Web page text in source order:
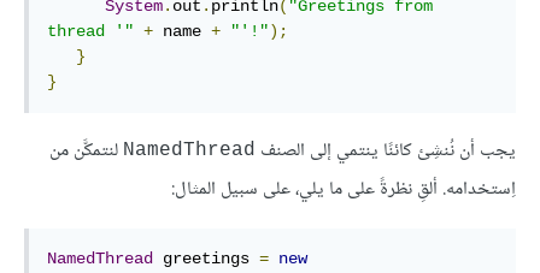
System. out . println( "Greetings from
thread '" + name + "'!");
}
}
يجب أن نُنشِئ كائنًا ينتمي إلى الصنف NamedThread لنتمكَّن من
اِستخدامه. ألقِ نظرةً على ما يلي، على سبيل المثال:
NamedThread greetings = new